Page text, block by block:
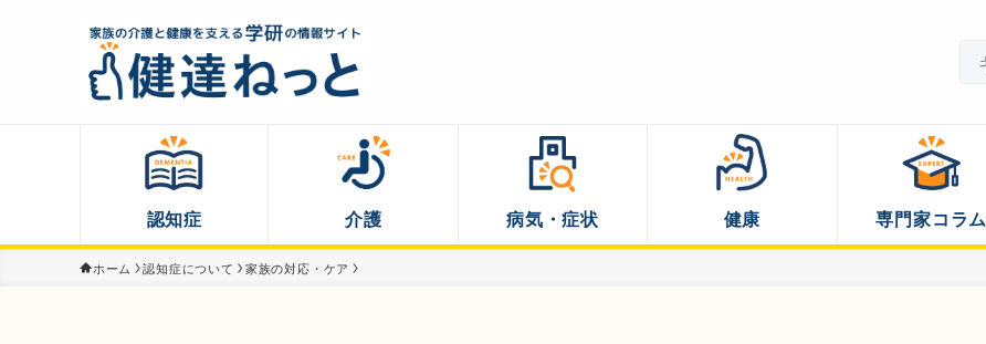
認知症 介護 病気・症状 健康 専門家コラム
ホーム 認知症について 家族の対応・ケア